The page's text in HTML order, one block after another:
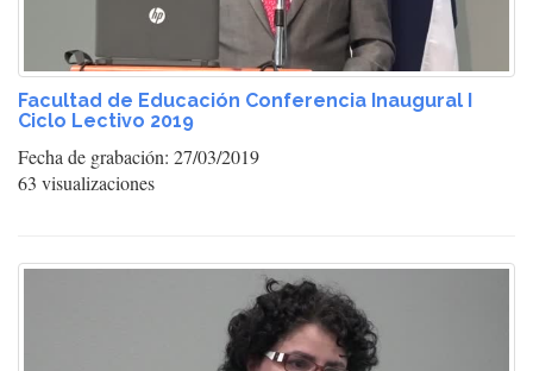
Facultad de Educación Conferencia Inaugural I
Ciclo Lectivo 2019
Fecha de grabación: 27/03/2019
63 visualizaciones